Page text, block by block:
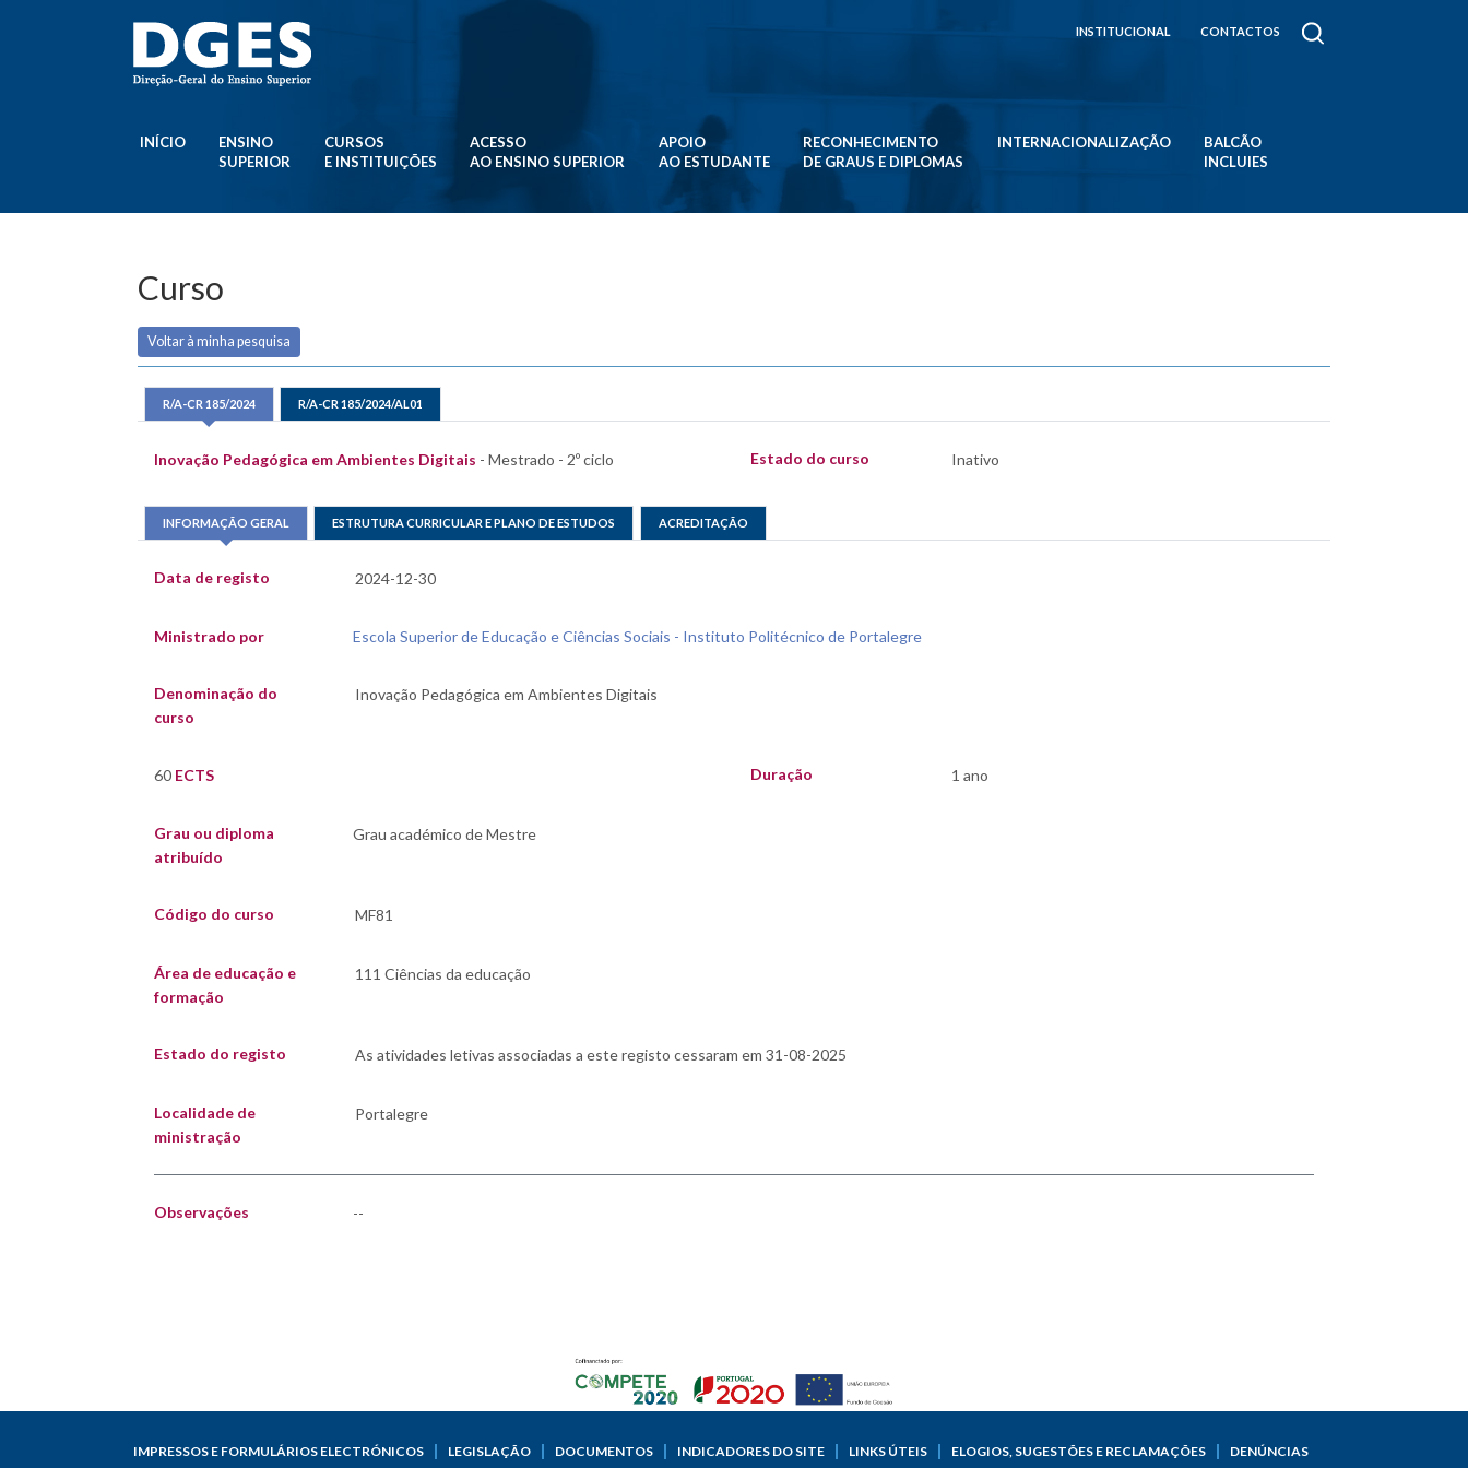
INSTITUCIONAL CONTACTOS
INÍCIO
ENSINO
SUPERIOR
CURSOS
E INSTITUIÇÕES
ACESSO
AO ENSINO SUPERIOR
APOIO
AO ESTUDANTE
RECONHECIMENTO
DE GRAUS E DIPLOMAS
INTERNACIONALIZAÇÃO
BALCÃO
INCLUIES
Curso
Voltar à minha pesquisa
R/A-CR 185/2024 R/A-CR 185/2024/AL01
Inovação Pedagógica em Ambientes Digitais - Mestrado - 2º ciclo Estado do curso
INFORMAÇÃO GERAL ESTRUTURA CURRICULAR E PLANO DE ESTUDOS ACREDITAÇÃO
Data de registo
Ministrado por Escola Superior de Educação e Ciências Sociais - Instituto Politécnico de Portalegre
Denominação do
curso
60 ECTS Duração
Grau ou diploma
atribuído
Código do curso
Área de educação e
formação
Estado do registo
Localidade de
ministração
Observações --
IMPRESSOS E FORMULÁRIOS ELECTRÓNICOS LEGISLAÇÃO DOCUMENTOS INDICADORES DO SITE LINKS ÚTEIS ELOGIOS, SUGESTÕES E RECLAMAÇÕES DENÚNCIAS